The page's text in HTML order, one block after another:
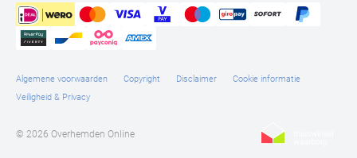
Alle Merken
Algemene voorwaarden Copyright Disclaimer
Cookie informatie
Veiligheid & Privacy
© 2026 Overhemden Online